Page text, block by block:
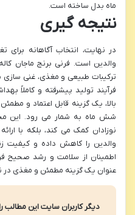
ماه بدل ساخته است.
نتیجه گیری
در نهایت، انتخاب آگاهانه برای
والدین است. فرنی برنج ماجان
ترکیبات طبیعی و مغذی، غنی سازی
فرآیند تولید پیشرفته و کاملاً
بالا، یک گزینه قابل اعتماد و
شش ماه به شمار می رود. این
نوزادان کمک می کند، بلکه با
والدین را کاهش داده و کیفیت
اطمینان از سلامت و رشد صحیح
عنوان یک گزینه مطمئن و مغذی در
دیگر کاربران سایت این مطالب